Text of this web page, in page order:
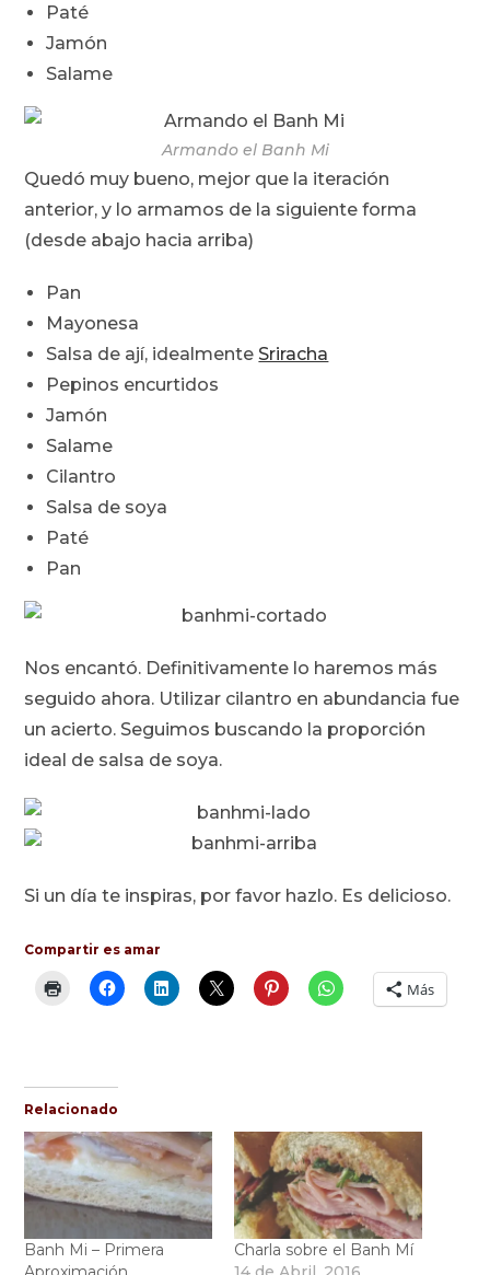
Paté
Jamón
Salame
Armando el Banh Mi
Quedó muy bueno, mejor que la iteración
anterior, y lo armamos de la siguiente forma
(desde abajo hacia arriba)
Pan
Mayonesa
Salsa de ají, idealmente Sriracha
Pepinos encurtidos
Jamón
Salame
Cilantro
Salsa de soya
Paté
Pan
Nos encantó. Definitivamente lo haremos más
seguido ahora. Utilizar cilantro en abundancia fue
un acierto. Seguimos buscando la proporción
ideal de salsa de soya.
Si un día te inspiras, por favor hazlo. Es delicioso.
Compartir es amar
Más
Relacionado
Banh Mi – Primera
Charla sobre el Banh Mí